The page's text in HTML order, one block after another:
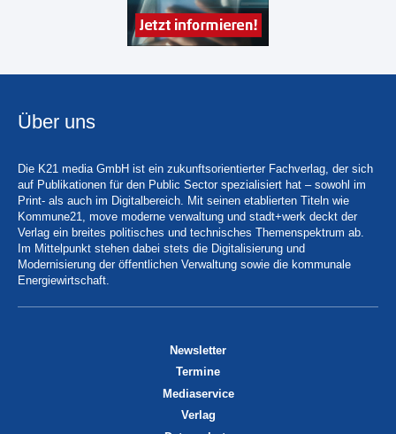
Über uns
Die K21 media GmbH ist ein zukunftsorientierter Fachverlag, der sich
auf Publikationen für den Public Sector spezialisiert hat – sowohl im
Print- als auch im Digitalbereich. Mit seinen etablierten Titeln wie
Kommune21, move moderne verwaltung und stadt+werk deckt der
Verlag ein breites politisches und technisches Themenspektrum ab.
Im Mittelpunkt stehen dabei stets die Digitalisierung und
Modernisierung der öffentlichen Verwaltung sowie die kommunale
Energiewirtschaft.
Newsletter
Termine
Mediaservice
Verlag